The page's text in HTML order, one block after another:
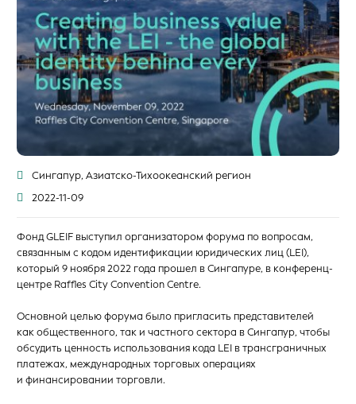
Сингапур, Азиатско-Тихоокеанский регион
2022-11-09
Фонд GLEIF выступил организатором форума по вопросам,
связанным с кодом идентификации юридических лиц (LEI),
который 9 ноября 2022 года прошел в Сингапуре, в конференц-
центре Raffles City Convention Centre.
Основной целью форума было пригласить представителей
как общественного, так и частного сектора в Сингапур, чтобы
обсудить ценность использования кода LEI в трансграничных
платежах, международных торговых операциях
и финансировании торговли.